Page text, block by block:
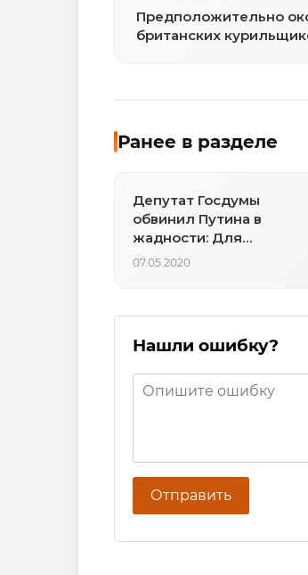
Предположительно
британских
Ранее в разделе
Депутат Госдумы
обвинил Путина в
жадности: Для
президента мы все –
07.05.2020
Нашли ошибку?
Отправить